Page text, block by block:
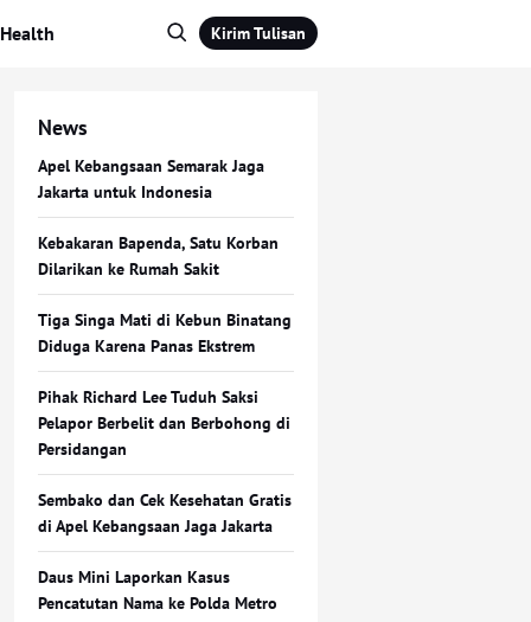
Health Kirim Tulisan
News
Apel Kebangsaan Semarak Jaga
Jakarta untuk Indonesia
Kebakaran Bapenda, Satu Korban
Dilarikan ke Rumah Sakit
Tiga Singa Mati di Kebun Binatang
Diduga Karena Panas Ekstrem
Pihak Richard Lee Tuduh Saksi
Pelapor Berbelit dan Berbohong di
Persidangan
Sembako dan Cek Kesehatan Gratis
di Apel Kebangsaan Jaga Jakarta
Daus Mini Laporkan Kasus
Pencatutan Nama ke Polda Metro